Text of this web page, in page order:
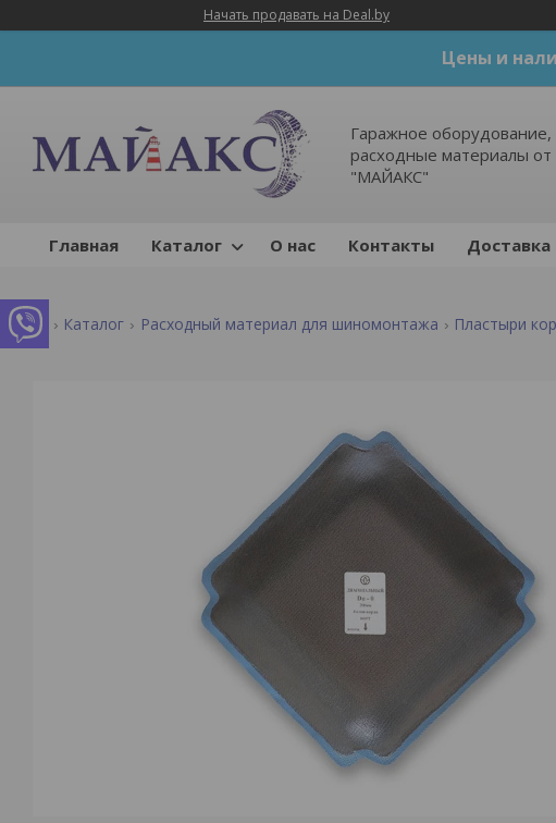
Начать продавать на Deal.by
Цены и
Гаражное оборудование,
расходные материалы
"МАЙАКС"
Главная Каталог О нас Контакты Доставка
Каталог Расходный материал для шиномонтажа Пластыри